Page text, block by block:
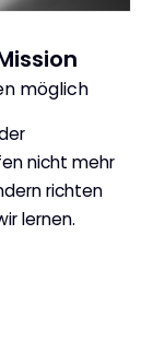
möglich
nicht mehr
richten
lernen.